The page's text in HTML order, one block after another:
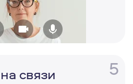
5
связи